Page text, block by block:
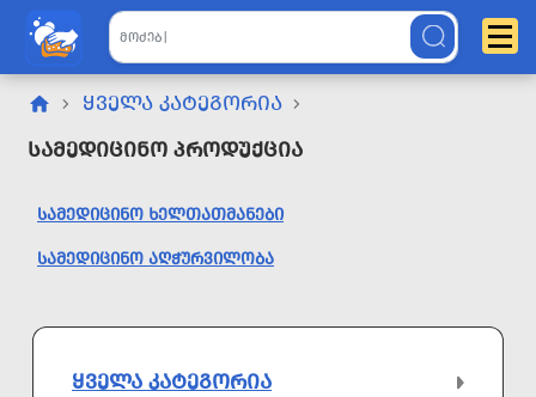
ᲧᲕᲔᲚᲐ ᲙᲐᲢᲔᲒᲝᲠᲘᲐ
Სამედიცინო Პროდუქცია
ᲡᲐᲛᲔᲓᲘᲪᲘᲜᲝ ᲮᲔᲚᲗᲐᲗᲛᲐᲜᲔᲑᲘ
ᲡᲐᲛᲔᲓᲘᲪᲘᲜᲝ ᲐᲦᲭᲣᲠᲕᲘᲚᲝᲑᲐ
ᲧᲕᲔᲚᲐ ᲙᲐᲢᲔᲒᲝᲠᲘᲐ